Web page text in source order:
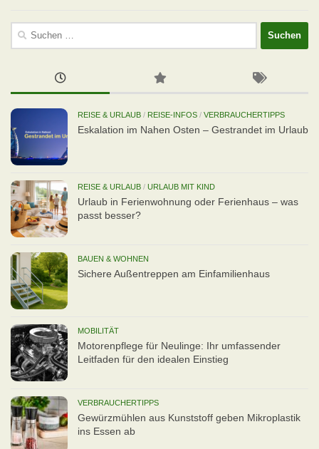
Suchen
REISE & URLAUB / REISE-INFOS / VERBRAUCHERTIPPS
Eskalation im Nahen Osten – Gestrandet im Urlaub
REISE & URLAUB / URLAUB MIT KIND
Urlaub in Ferienwohnung oder Ferienhaus – was
passt besser?
BAUEN & WOHNEN
Sichere Außentreppen am Einfamilienhaus
MOBILITÄT
Motorenpflege für Neulinge: Ihr umfassender
Leitfaden für den idealen Einstieg
VERBRAUCHERTIPPS
Gewürzmühlen aus Kunststoff geben Mikroplastik
ins Essen ab